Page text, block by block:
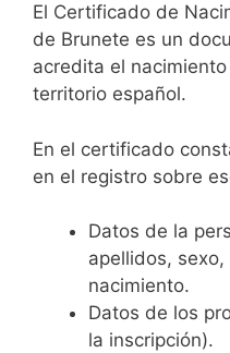
El Certificado de
de Brunete es un
acredita el
territorio español.
En el certificado
en el registro sobre
Datos de la
apellidos,
nacimiento.
Datos de los
la inscripción).